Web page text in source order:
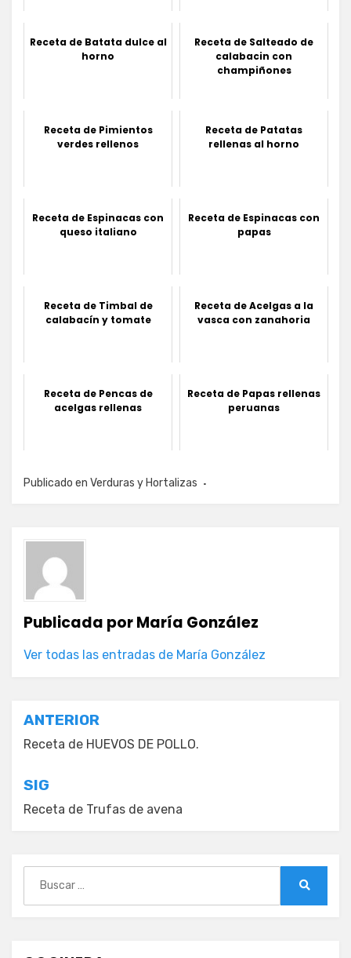
Receta de Batata dulce al
horno
Receta de Salteado de
calabacin con
champiñones
Receta de Pimientos
verdes rellenos
Receta de Patatas
rellenas al horno
Receta de Espinacas con
queso italiano
Receta de Espinacas con
papas
Receta de Timbal de
calabacín y tomate
Receta de Acelgas a la
vasca con zanahoria
Receta de Pencas de
acelgas rellenas
Receta de Papas rellenas
peruanas
Publicado en Verduras y Hortalizas
Publicada porMaría González
Ver todas las entradas de María González
Navegación
de
entradas
ANTERIOR
Receta de HUEVOS DE POLLO.
SIG
Receta de Trufas de avena